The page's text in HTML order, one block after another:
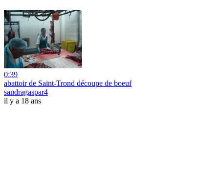
0:39
abattoir de Saint-Trond découpe de boeuf
sandragaspar4
il y a 18 ans